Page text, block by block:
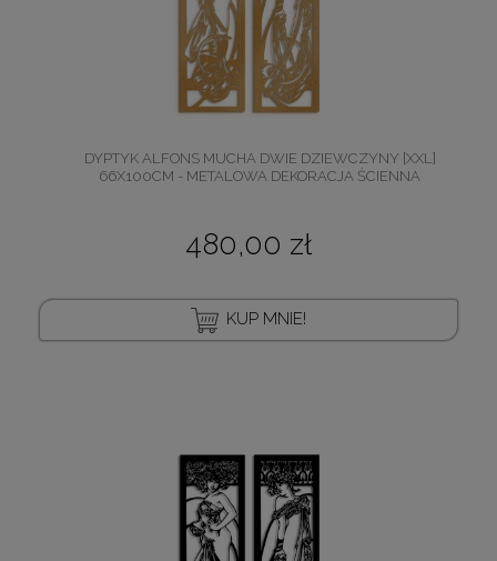
DYPTYK ALFONS MUCHA DWIE DZIEWCZYNY [XXL]
66X100CM - METALOWA DEKORACJA ŚCIENNA
480,00 zł
KUP MNIE!